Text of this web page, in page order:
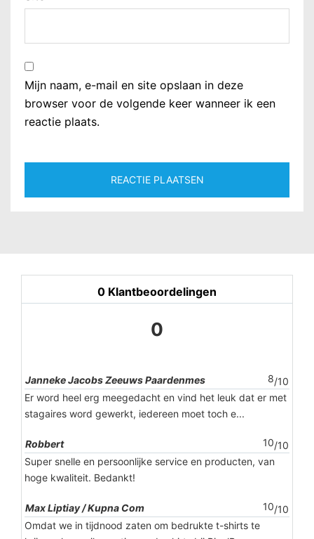
Mijn naam, e-mail en site opslaan in deze
browser voor de volgende keer wanneer ik een
reactie plaats.
0 Klantbeoordelingen
0
Janneke Jacobs Zeeuws Paardenmes 8/10
Er word heel erg meegedacht en vind het leuk dat er met
stagaires word gewerkt, iedereen moet toch e...
Robbert 10/10
Super snelle en persoonlijke service en producten, van
hoge kwaliteit. Bedankt!
Max Liptiay / Kupna Com 10/10
Omdat we in tijdnood zaten om bedrukte t-shirts te